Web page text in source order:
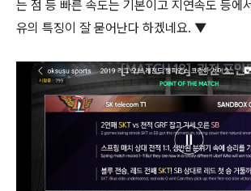
는 점 등 빠른 속도는 기본이고 지연속도 등에
유의 특징이 잘 묻어난다 하겠네요. ▼